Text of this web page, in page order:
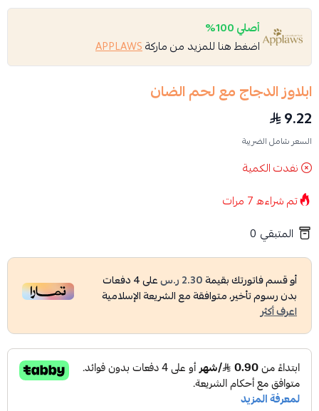
أصلي 100%
اضغط هنا للمزيد من ماركةAPPLAWS
ابلاوز الدجاج مع لحم الضان
9.22
السعر شامل الضريبة
نفدت الكمية
تم شراءه7 مرات
المتبقي 0
أو قسم فاتورتك بقيمة2.30 ر.س على4دفعات
بدون رسوم تأخير، متوافقة مع الشريعة الإسلامية
اعرف أكثر